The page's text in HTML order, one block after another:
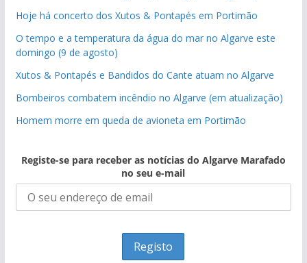
Hoje há concerto dos Xutos & Pontapés em Portimão
O tempo e a temperatura da água do mar no Algarve este
domingo (9 de agosto)
Xutos & Pontapés e Bandidos do Cante atuam no Algarve
Bombeiros combatem incêndio no Algarve (em atualização)
Homem morre em queda de avioneta em Portimão
Registe-se para receber as notícias do Algarve Marafado
no seu e-mail